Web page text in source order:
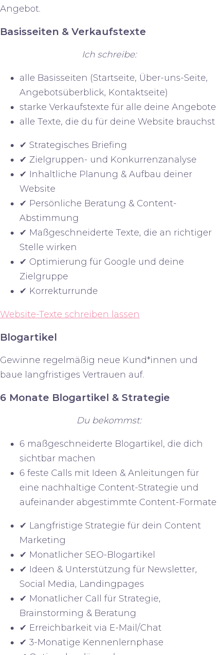
Angebot.
Basisseiten & Verkaufstexte
Ich schreibe:
alle Basisseiten (Startseite, Über-uns-Seite,
Angebotsüberblick, Kontaktseite)
starke Verkaufstexte für alle deine Angebote
alle Texte, die du für deine Website brauchst
✔ Strategisches Briefing
✔ Zielgruppen- und Konkurrenzanalyse
✔ Inhaltliche Planung & Aufbau deiner
Website
✔ Persönliche Beratung & Content-
Abstimmung
✔ Maßgeschneiderte Texte, die an richtiger
Stelle wirken
✔ Optimierung für Google und deine
Zielgruppe
✔ Korrekturrunde
Website-Texte schreiben lassen
Blogartikel
Gewinne regelmäßig neue Kund*innen und
baue langfristiges Vertrauen auf.
6 Monate Blogartikel & Strategie
Du bekommst:
6 maßgeschneiderte Blogartikel , die dich
sichtbar machen
6 feste Calls mit Ideen & Anleitungen für
eine nachhaltige Content-Strategie und
aufeinander abgestimmte Content-Formate
✔ Langfristige Strategie für dein Content
Marketing
✔ Monatlicher SEO-Blogartikel
✔ Ideen & Unterstützung für Newsletter,
Social Media, Landingpages
✔ Monatlicher Call für Strategie,
Brainstorming & Beratung
✔ Erreichbarkeit via E-Mail/Chat
✔ 3-Monatige Kennenlernphase